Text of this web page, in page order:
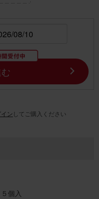
ン してご購入ください
個入